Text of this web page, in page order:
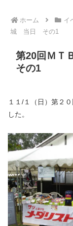
ホーム イ
城 当日 その1
第20回ＭＴ
その1
１１/１（日）第２
した。